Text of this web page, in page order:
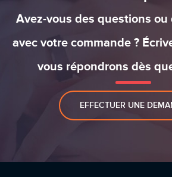
Avez-vous des questions ou
avec votre commande ?
vous répondrons dès
EFFECTUER UNE